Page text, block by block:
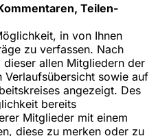
Teilen-
in von Ihnen
zu verfassen. Nach
allen Mitgliedern der
Verlaufsübersicht sowie auf
angezeigt. Des
bereits
Mitglieder mit einem
diese zu merken oder zu